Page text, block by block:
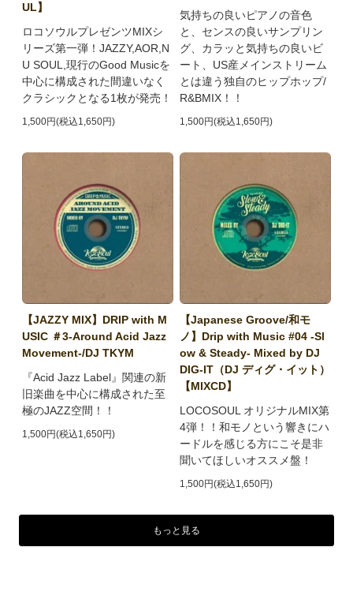
UL】
ロコソウルプレゼンツMIXシ
リーズ第一弾！JAZZY,AOR,N
U SOUL,現行のGood Musicを
中心に構成された間違いなく
クラシックとなる1枚が発売！
1,500円(税込1,650円)
気持ちの良いピアノの音色
と、センスの良いサンプリン
グ、カラッと気持ちの良いビ
ート、US産メインストリーム
とは違う独自のヒップホップ/
R&BMIX！！
1,500円(税込1,650円)
【JAZZY MIX】DRIP with M
USIC ＃3-Around Acid Jazz
Movement-/DJ TKYM
『Acid Jazz Label』関連の新
旧楽曲を中心に構成された至
極のJAZZ空間！！
1,500円(税込1,650円)
【Japanese Groove/和モ
ノ】Drip with Music #04 -Sl
ow & Steady- Mixed by DJ
DIG-IT（DJ ディグ・イット）
【MIXCD】
LOCOSOUL オリジナルMIX第
4弾！！和モノという響きにハ
ードルを感じる方にこそ是非
聞いてほしいオススメ盤！
1,500円(税込1,650円)
もっと見る